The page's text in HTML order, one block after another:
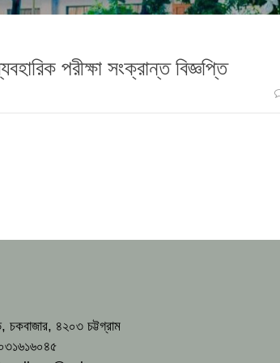
পরীক্ষা সংক্রান্ত বিজ্ঞপ্তি
৪২০৩ চট্টগ্রাম